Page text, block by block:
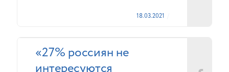
18.03.2021
«27% россиян не
интересуются